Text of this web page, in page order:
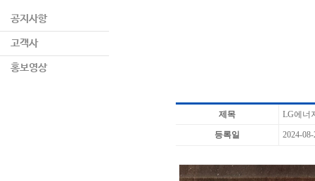
공지사항
고객사
홍보영상
제목 LG에너
등록일 2024-08-